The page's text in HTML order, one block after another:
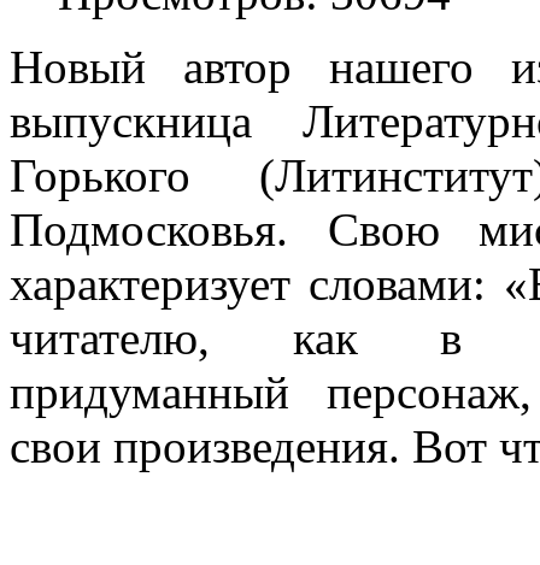
Новый автор нашего
выпускница
Горького
Подмосковья. Свою
характеризует
читателю, как в
придуманный
свои произведения. Вот